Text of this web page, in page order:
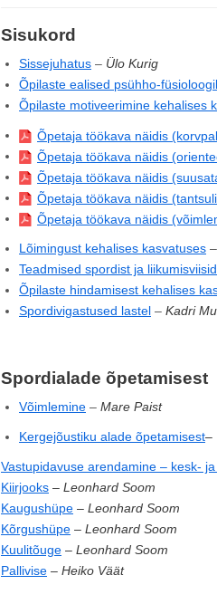
Sisukord
Sissejuhatus – Ülo Kurig
Õpilaste ealised psühho-
Õpilaste motiveerimine kehalises
Õpetaja töökava näidis
Õpetaja töökava näidis
Õpetaja töökava näidis
Õpetaja töökava näidis
Õpetaja töökava näidis
Lõimingust kehalises kasvatuses –
Teadmised spordist ja
Õpilaste hindamisest kehalises
Spordivigastused lastel – Kadri
Spordialade õpetamisest
Võimlemine – Mare Paist
Kergejõustiku alade õpetamisest–
Vastupidavuse arendamine – kesk-
Kiirjooks – Leonhard Soom
Kaugushüpe – Leonhard Soom
Kõrgushüpe – Leonhard Soom
Kuulitõuge – Leonhard Soom
Pallivise – Heiko Väät